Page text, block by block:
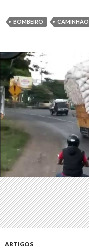
BOMBEIRO CAMINHÃO
ARTIGOS